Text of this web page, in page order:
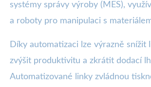
systémy správy výroby (MES),
a roboty pro manipulaci s
Díky automatizaci lze výrazně snížit
zvýšit produktivitu a zkrátit dodací
Automatizované linky zvládnou